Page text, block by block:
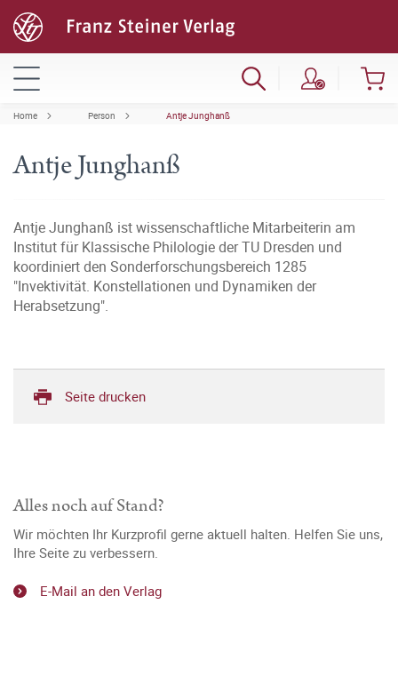
Home Person Antje Junghanß
Antje Junghanß
Antje Junghanß ist wissenschaftliche Mitarbeiterin am
Institut für Klassische Philologie der TU Dresden und
koordiniert den Sonderforschungsbereich 1285
"Invektivität. Konstellationen und Dynamiken der
Herabsetzung".
Seite drucken
Alles noch auf Stand?
Wir möchten Ihr Kurzprofil gerne aktuell halten. Helfen Sie uns,
Ihre Seite zu verbessern.
E-Mail an den Verlag